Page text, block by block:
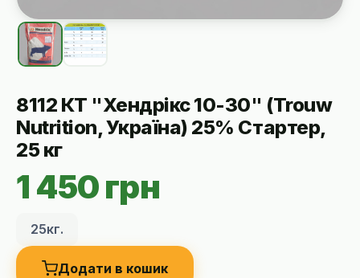
8112 КТ "Хендрікс 10-30" (Trouw
Nutrition, Україна) 25% Стартер,
25 кг
1 450 грн
25кг.
Додати в кошик